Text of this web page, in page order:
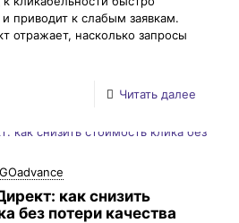
приводит к слабым заявкам.
отражает, насколько запросы
Читать далее
как снизить
без потери качества